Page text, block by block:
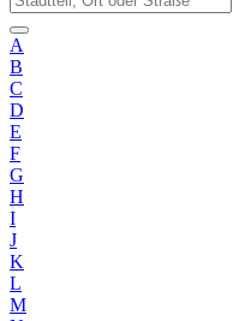
A
B
C
D
E
F
G
H
I
J
K
L
M